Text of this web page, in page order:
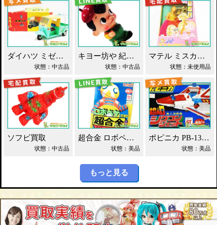
ダイハツ ミゼット ブリキ マスダヤ買取！
状態：中古品
キヨー坊や 紀陽銀行 店頭用 貯金箱 ソフビ買取！
状態：中古品
マテル ミスカメラマン バービー人形 買取！
状態：未使用品
ソフビ買取
状態：中古品
超合金 ロボペケ GA-44 がんばれ!!ロボコン 買取！
状態：美品
ポピニカ PB-13 シグコンジェット 買取！
状態：美品
もっと見る